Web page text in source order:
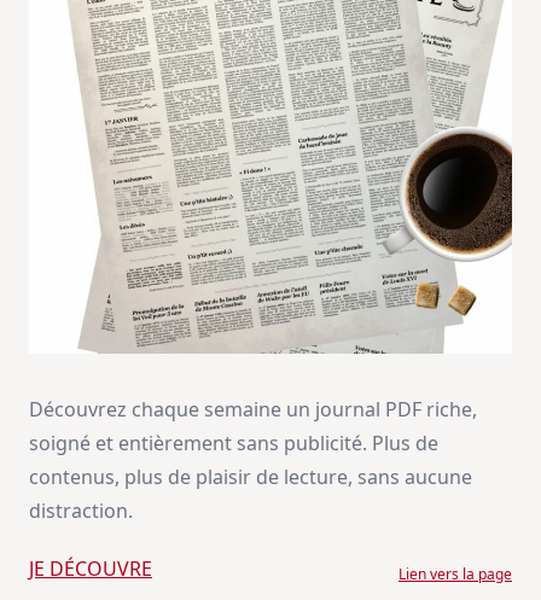
Découvrez chaque semaine un journal PDF riche,
soigné et entièrement sans publicité. Plus de
contenus, plus de plaisir de lecture, sans aucune
distraction.
JE DÉCOUVRE Lien vers la page